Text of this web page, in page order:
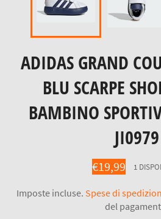
ADIDAS GRAND
BLU SCARPE
BAMBINO
JI0979
Prezzo
di
€19,99 1
Imposte incluse. Spese di
del